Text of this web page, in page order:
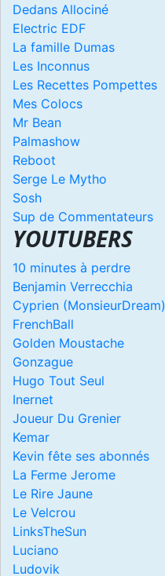
Dedans Allociné
Electric EDF
La famille Dumas
Les Inconnus
Les Recettes Pompettes
Mes Colocs
Mr Bean
Palmashow
Reboot
Serge Le Mytho
Sosh
Sup de Commentateurs
YOUTUBERS
10 minutes à perdre
Benjamin Verrecchia
Cyprien (MonsieurDream)
FrenchBall
Golden Moustache
Gonzague
Hugo Tout Seul
Inernet
Joueur Du Grenier
Kemar
Kevin fête ses abonnés
La Ferme Jerome
Le Rire Jaune
Le Velcrou
LinksTheSun
Luciano
Ludovik